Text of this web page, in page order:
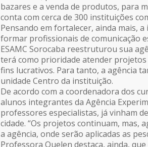
bazares e a venda de produtos, para
conta com cerca de 300 instituições
Pensando em fortalecer, ainda mais,
formar profissionais de comunicação
ESAMC Sorocaba reestruturou sua
terá como prioridade atender projetos
fins lucrativos. Para tanto, a agência
unidade Centro da instituição.
De acordo com a coordenadora dos
alunos integrantes da Agência
professores especialistas, já vinham
cidade. “Os projetos continuam, mas,
a agência, onde serão aplicadas as
Professora Quelen destaca, ainda,